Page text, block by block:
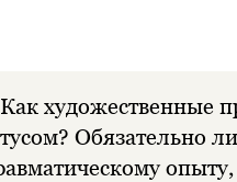
художественные
Обязательно